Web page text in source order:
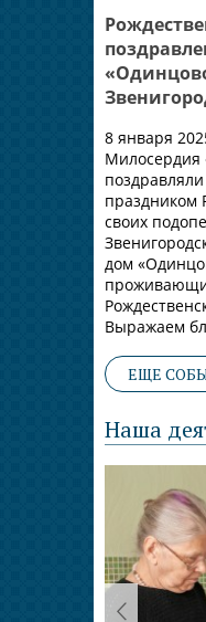
8 января
Милосердия
праздником
своих
дом
Выражаем
ЕЩЕ
Наша